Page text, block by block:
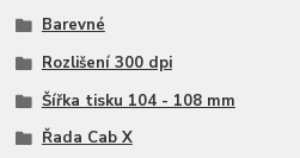
Barevné
Rozlišení 300 dpi
Šířka tisku 104 - 108 mm
Řada Cab X